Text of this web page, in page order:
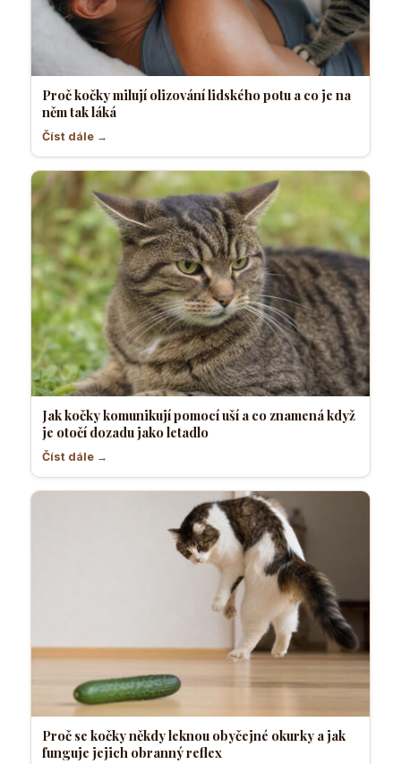
Proč kočky milují olizování lidského potu a co je na
něm tak láká
Číst dále →
Jak kočky komunikují pomocí uší a co znamená když
je otočí dozadu jako letadlo
Číst dále →
Proč se kočky někdy leknou obyčejné okurky a jak
funguje jejich obranný reflex